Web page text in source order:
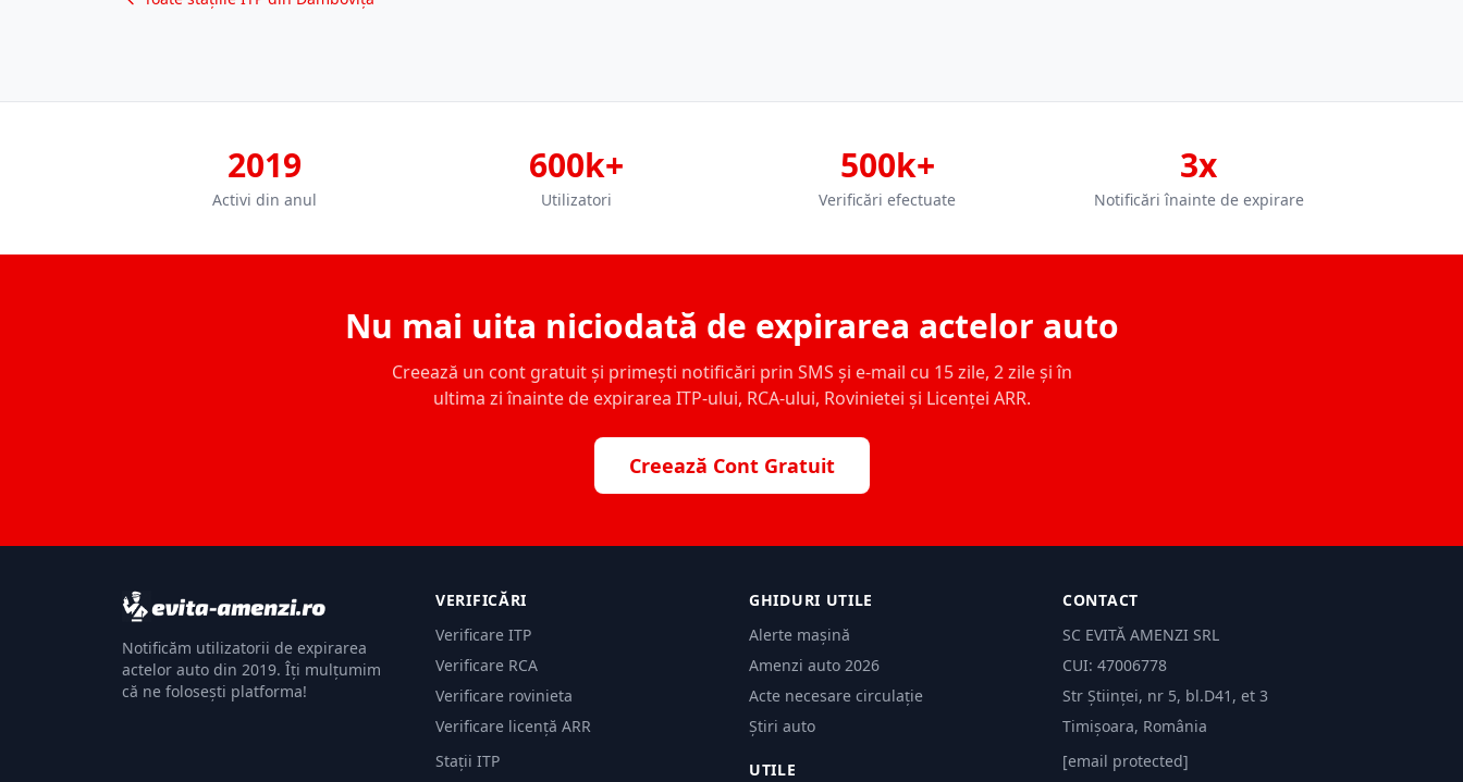
2019
Activi din anul
600k+
Utilizatori
500k+
Verificări efectuate
3x
Notificări înainte de expirare
Nu mai uita niciodată de expirarea actelor auto
Creează un cont gratuit și primești notificări prin SMS și e-mail cu 15 zile, 2 zile și în
ultima zi înainte de expirarea ITP-ului, RCA-ului, Rovinietei și Licenței ARR.
Creează Cont Gratuit
Notificăm utilizatorii de expirarea
actelor auto din 2019. Îți mulțumim
că ne folosești platforma!
VERIFICĂRI
Verificare ITP
Verificare RCA
Verificare rovinieta
Verificare licență ARR
Stații ITP
GHIDURI UTILE
Alerte mașină
Amenzi auto 2026
Acte necesare circulație
Știri auto
UTILE
CONTACT
SC EVITĂ AMENZI SRL
CUI: 47006778
Str Științei, nr 5, bl.D41, et 3
Timișoara, România
[email protected]